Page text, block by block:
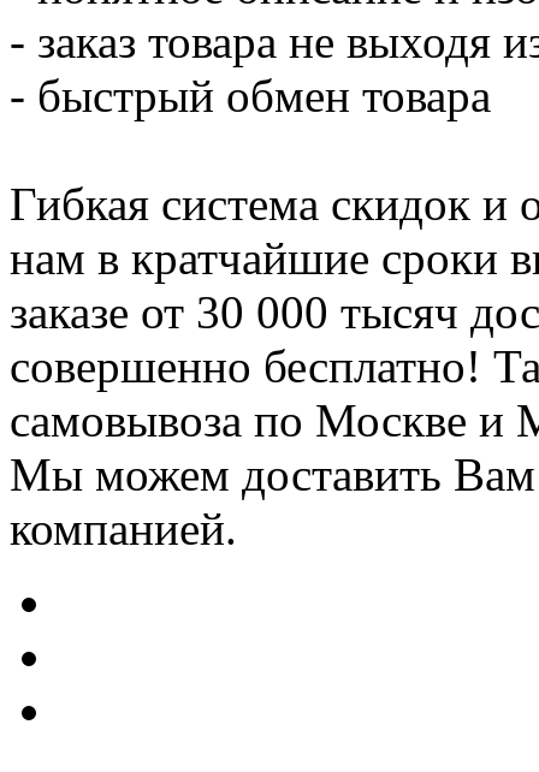
- заказ товара не выходя
- быстрый обмен товара
Гибкая система скидок и
нам в кратчайшие сроки
заказе от 30 000 тысяч
совершенно бесплатно!
самовывоза по Москве
Мы можем доставить
компанией.